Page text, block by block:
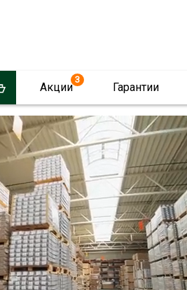
Акции
3
Гарантии